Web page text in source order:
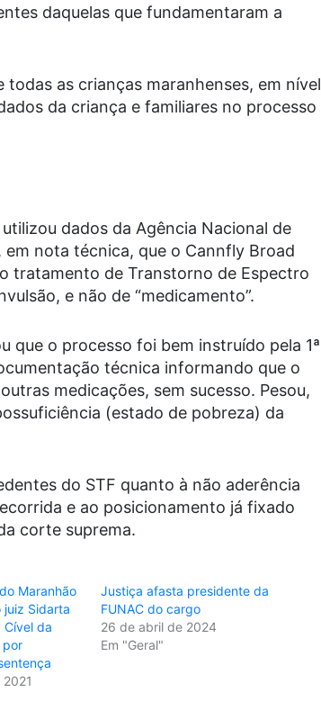
daquelas que fundamentaram a
as crianças maranhenses, em nível
da criança e familiares no processo
dados da Agência Nacional de
em nota técnica, que o Cannfly Broad
tratamento de Transtorno de Espectro
e não de “medicamento”.
que o processo foi bem instruído pela 1ª
técnica informando que o
medicações, sem sucesso. Pesou,
(estado de pobreza) da
do STF quanto à não aderência
e ao posicionamento já fixado
corte suprema.
Maranhão
juiz Sidarta
Cível da
por
Justiça afasta presidente da
FUNAC do cargo
26 de abril de 2024
Em "Geral"